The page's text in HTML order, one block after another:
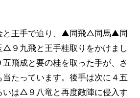
と王手で迫り、▲同飛△同馬▲同
９九飛と王手桂取りをかけまし
飛成と要の桂を取った手が、さ
当たっています。後手は次に４五
いは△９八竜と再度敵陣に侵入す